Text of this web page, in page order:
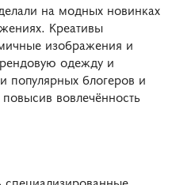
на модных новинках
Креативы
изображения и
одежду и
популярных блогеров и
вовлечённость